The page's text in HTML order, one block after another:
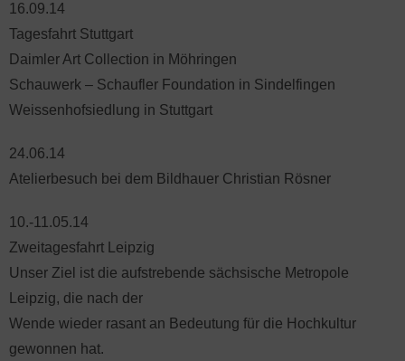
16.09.14
Tagesfahrt Stuttgart
Daimler Art Collection in Möhringen
Schauwerk – Schaufler Foundation in Sindelfingen
Weissenhofsiedlung in Stuttgart
24.06.14
Atelierbesuch bei dem Bildhauer Christian Rösner
10.-11.05.14
Zweitagesfahrt Leipzig
Unser Ziel ist die aufstrebende sächsische Metropole
Leipzig, die nach der
Wende wieder rasant an Bedeutung für die Hochkultur
gewonnen hat.